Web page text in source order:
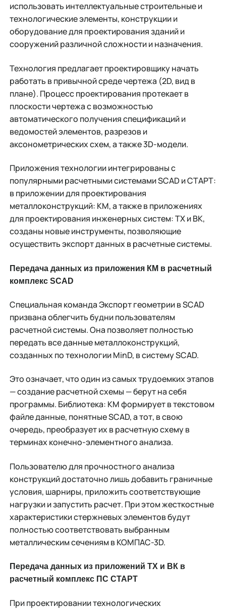
использовать интеллектуальные строительные и
технологические элементы, конструкции и
оборудование для проектирования зданий и
сооружений различной сложности и назначения.
Технология предлагает проектировщику начать
работать в привычной среде чертежа (2D, вид в
плане). Процесс проектирования протекает в
плоскости чертежа с возможностью
автоматического получения спецификаций и
ведомостей элементов, разрезов и
аксонометрических схем, а также 3D-модели.
Приложения технологии интегрированы с
популярными расчетными системами SCAD и СТАРТ:
в приложении для проектирования
металлоконструкций: КМ, а также в приложениях
для проектирования инженерных систем: ТХ и ВК,
созданы новые инструменты, позволяющие
осуществить экспорт данных в расчетные системы.
Передача данных из приложения КМ в расчетный
комплекс SCAD
Специальная команда Экспорт геометрии в SCAD
призвана облегчить будни пользователям
расчетной системы. Она позволяет полностью
передать все данные металлоконструкций,
созданных по технологии MinD, в систему SCAD.
Это означает, что один из самых трудоемких этапов
— создание расчетной схемы — берут на себя
программы. Библиотека: КМ формирует в текстовом
файле данные, понятные SCAD, а тот, в свою
очередь, преобразует их в расчетную схему в
терминах конечно-элементного анализа.
Пользователю для прочностного анализа
конструкций достаточно лишь добавить граничные
условия, шарниры, приложить соответствующие
нагрузки и запустить расчет. При этом жесткостные
характеристики стержневых элементов будут
полностью соответствовать выбранным
металлическим сечениям в КОМПАС-3D.
Передача данных из приложений ТХ и ВК в
расчетный комплекс ПС СТАРТ
При проектировании технологических